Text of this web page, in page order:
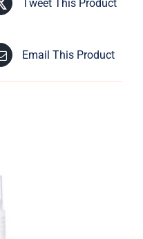
Tweet This Product
Email This Product